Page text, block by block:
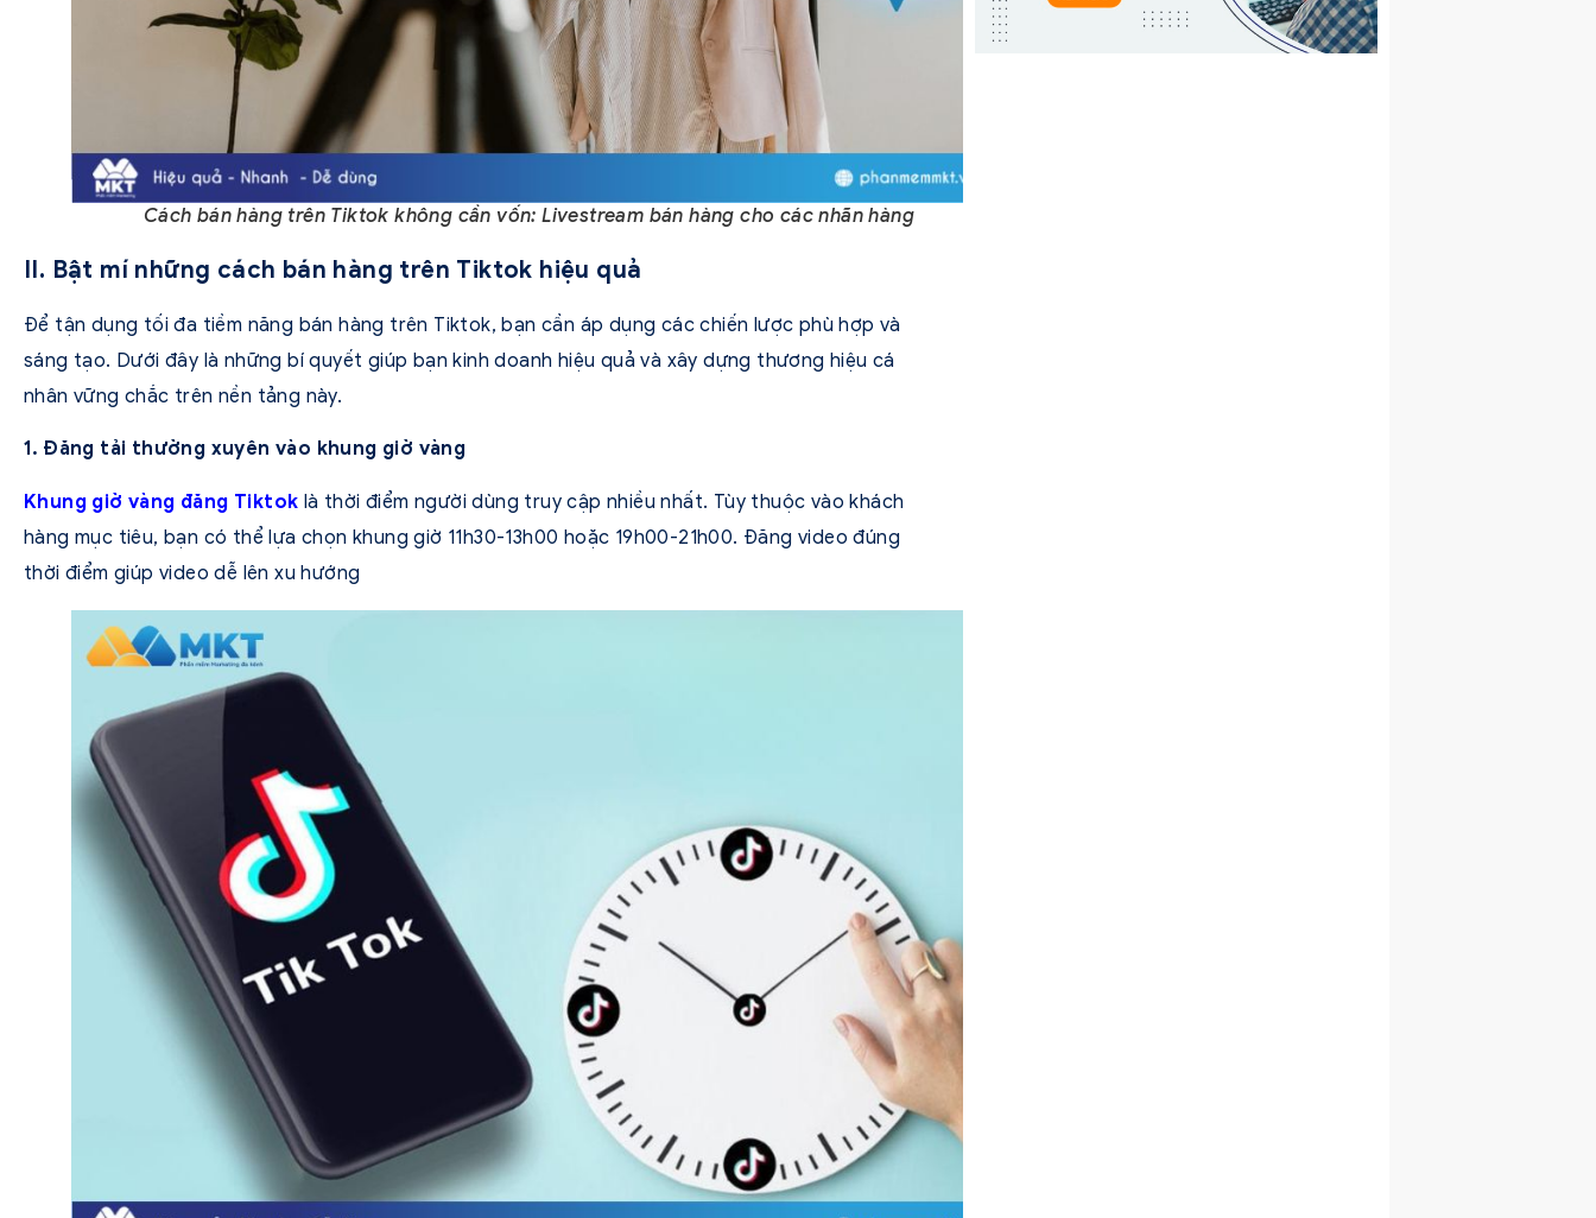
Cách bán hàng trên Tiktok không cần vốn: Livestream bán hàng cho các nhãn hàng
II. Bật mí những cách bán hàng trên Tiktok hiệu quả
Để tận dụng tối đa tiềm năng bán hàng trên Tiktok, bạn cần áp dụng các chiến lược phù hợp và
sáng tạo. Dưới đây là những bí quyết giúp bạn kinh doanh hiệu quả và xây dựng thương hiệu cá
nhân vững chắc trên nền tảng này.
1. Đăng tải thường xuyên vào khung giờ vàng
Khung giờ vàng đăng Tiktok là thời điểm người dùng truy cập nhiều nhất. Tùy thuộc vào khách
hàng mục tiêu, bạn có thể lựa chọn khung giờ 11h30-13h00 hoặc 19h00-21h00. Đăng video đúng
thời điểm giúp video dễ lên xu hướng